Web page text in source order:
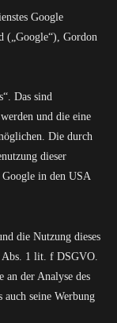
Google
(„Google“), Gordon
Das sind
und die eine
Die durch
dieser
Google in den USA
die Nutzung dieses
1 lit. f DSGVO.
an der Analyse des
auch seine Werbung